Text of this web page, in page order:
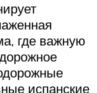
где важную
испанские